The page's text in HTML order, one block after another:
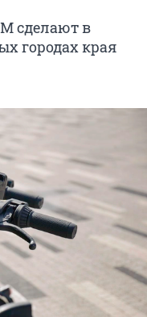
сделают в
городах края